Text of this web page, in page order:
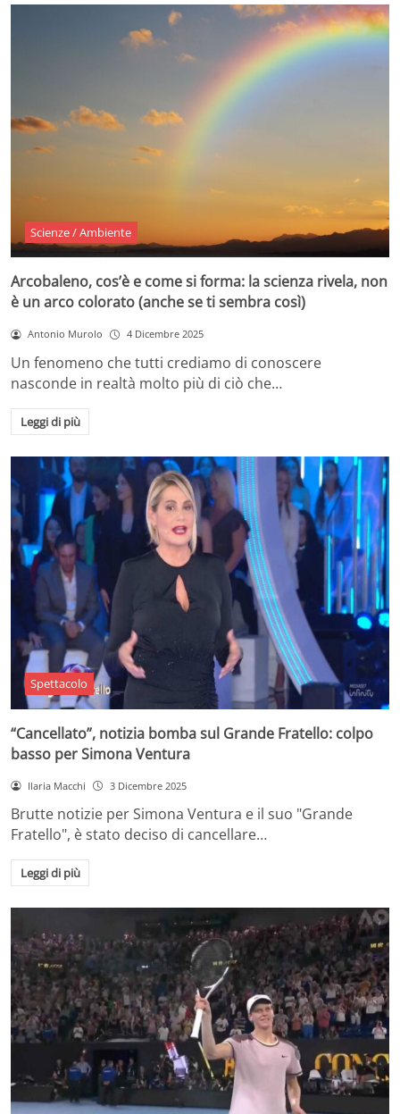
Scienze / Ambiente
Arcobaleno, cos’è e come si forma: la scienza rivela, non
è un arco colorato (anche se ti sembra così)
Antonio Murolo 4 Dicembre 2025
Un fenomeno che tutti crediamo di conoscere
nasconde in realtà molto più di ciò che…
Leggi di più
Spettacolo
“Cancellato”, notizia bomba sul Grande Fratello: colpo
basso per Simona Ventura
Ilaria Macchi 3 Dicembre 2025
Brutte notizie per Simona Ventura e il suo "Grande
Fratello", è stato deciso di cancellare…
Leggi di più